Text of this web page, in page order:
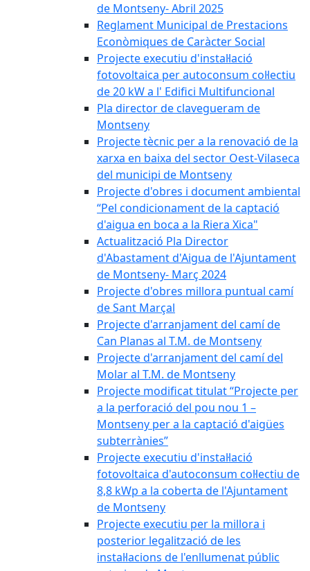
de Montseny- Abril 2025
Reglament Municipal de Prestacions
Econòmiques de Caràcter Social
Projecte executiu d'instal·lació
fotovoltaica per autoconsum col·lectiu
de 20 kW a l' Edifici Multifuncional
Pla director de clavegueram de
Montseny
Projecte tècnic per a la renovació de la
xarxa en baixa del sector Oest-Vilaseca
del municipi de Montseny
Projecte d'obres i document ambiental
“Pel condicionament de la captació
d'aigua en boca a la Riera Xica"
Actualització Pla Director
d'Abastament d'Aigua de l'Ajuntament
de Montseny- Març 2024
Projecte d'obres millora puntual camí
de Sant Marçal
Projecte d'arranjament del camí de
Can Planas al T.M. de Montseny
Projecte d'arranjament del camí del
Molar al T.M. de Montseny
Projecte modificat titulat “Projecte per
a la perforació del pou nou 1 –
Montseny per a la captació d'aigües
subterrànies”
Projecte executiu d'instal·lació
fotovoltaica d'autoconsum col·lectiu de
8,8 kWp a la coberta de l'Ajuntament
de Montseny
Projecte executiu per la millora i
posterior legalització de les
instal·lacions de l'enllumenat públic